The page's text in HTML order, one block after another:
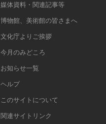
媒体資料・関連記事等
博物館、美術館の皆さまへ
文化庁よりご挨拶
今月のみどころ
お知らせ一覧
ヘルプ
このサイトについて
関連サイトリンク